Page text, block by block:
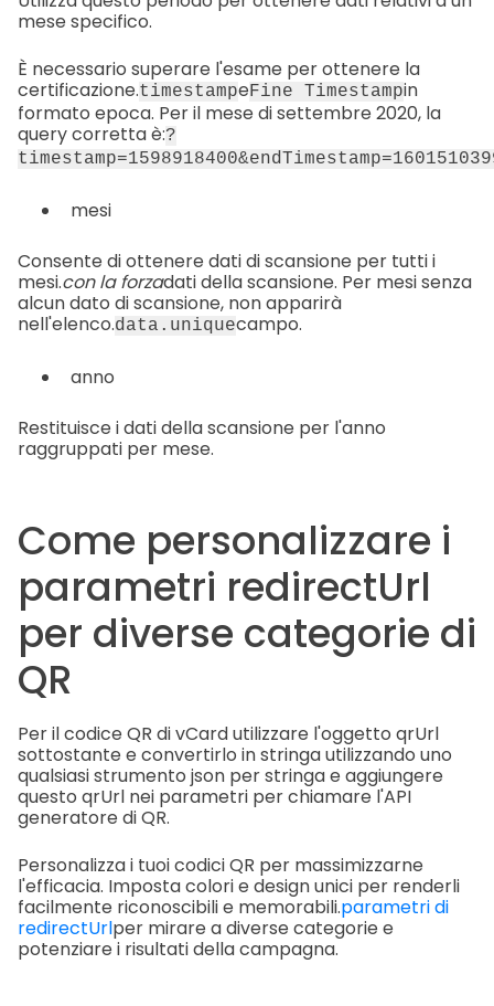
mese specifico.
È necessario superare l'esame per ottenere la
certificazione.timestampeFine Timestampin
formato epoca. Per il mese di settembre 2020, la
query corretta è:?
mesi
Consente di ottenere dati di scansione per tutti i
mesi.con la forzadati della scansione. Per mesi senza
alcun dato di scansione, non apparirà
nell'elenco.data.uniquecampo.
anno
Restituisce i dati della scansione per l'anno
raggruppati per mese.
Come personalizzare i
parametri redirectUrl
per diverse categorie di
QR
Per il codice QR di vCard utilizzare l'oggetto qrUrl
sottostante e convertirlo in stringa utilizzando uno
qualsiasi strumento json per stringa e aggiungere
questo qrUrl nei parametri per chiamare l'API
generatore di QR.
Personalizza i tuoi codici QR per massimizzarne
l'efficacia. Imposta colori e design unici per renderli
facilmente riconoscibili e memorabili.parametri di
redirectUrlper mirare a diverse categorie e
potenziare i risultati della campagna.